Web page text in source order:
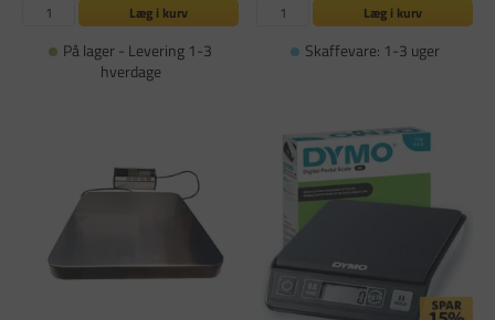
Læg i kurv
På lager - Levering 1-3
hverdage
Læg i kurv
Skaffevare: 1-3 uger